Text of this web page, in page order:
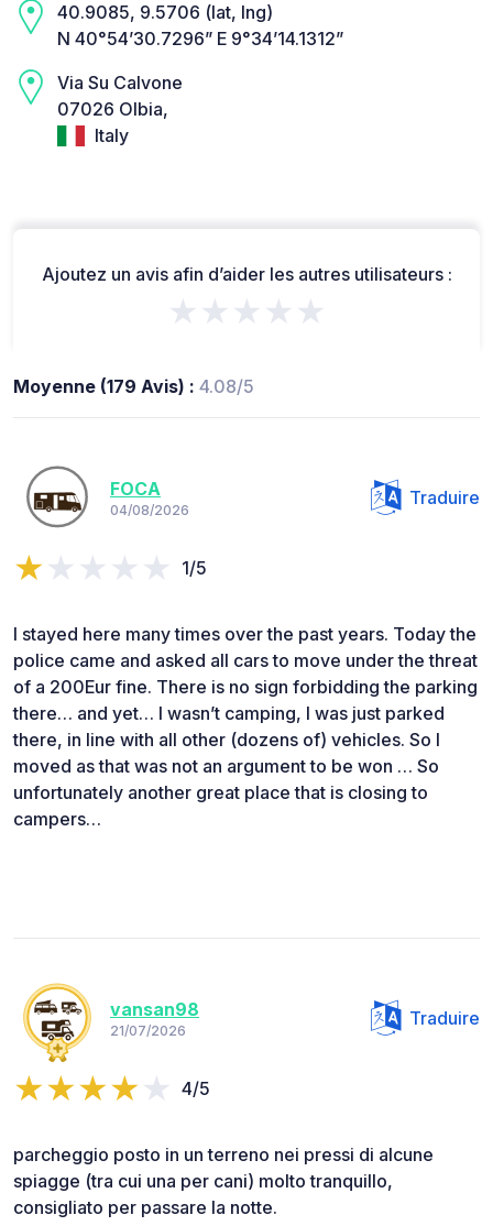
40.9085, 9.5706 (lat, lng)
N 40°54’30.7296” E 9°34’14.1312”
Via Su Calvone
07026 Olbia,
Italy
Ajoutez un avis afin d’aider les autres utilisateurs :
★★★★★
Moyenne (179 Avis) : 4.08/5
FOCA
04/08/2026
Traduire
1/5
I stayed here many times over the past years. Today the
police came and asked all cars to move under the threat
of a 200Eur fine. There is no sign forbidding the parking
there… and yet… I wasn’t camping, I was just parked
there, in line with all other (dozens of) vehicles. So I
moved as that was not an argument to be won … So
unfortunately another great place that is closing to
campers…
vansan98
21/07/2026
Traduire
4/5
parcheggio posto in un terreno nei pressi di alcune
spiagge (tra cui una per cani) molto tranquillo,
consigliato per passare la notte.